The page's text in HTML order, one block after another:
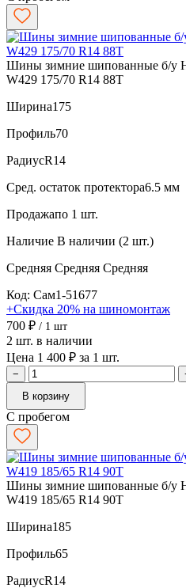
Шины зимние шипованные б/у
W429 175/70 R14 88T
Ширина175
Профиль70
РадиусR14
Сред. остаток протектора6.5 мм
Продажапо 1 шт.
Наличие В наличии (2 шт.)
Средняя Средняя Средняя
Код: Сам1-51677
+Скидка 20% на шиномонтаж
700 ₽ / 1 шт
2 шт. в наличии
Цена 1 400 ₽ за 1 шт.
−
В корзину
С пробегом
Шины зимние шипованные б/у
W419 185/65 R14 90T
Ширина185
Профиль65
РадиусR14